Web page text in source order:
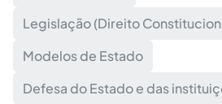
Legislação (Direito
Modelos de Estado
Defesa do Estado e das